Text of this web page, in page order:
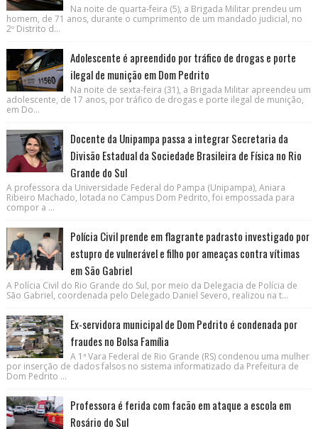
Na noite de quarta-feira (5), a Brigada Militar prendeu um
homem, de 71 anos, durante o cumprimento de um mandado judicial, no
2º Distrito d...
Adolescente é apreendido por tráfico de drogas e porte
ilegal de munição em Dom Pedrito
Na noite de sexta-feira (31), a Brigada Militar apreendeu um
adolescente, de 17 anos, por tráfico de drogas e porte ilegal de munição,
em Do...
Docente da Unipampa passa a integrar Secretaria da
Divisão Estadual da Sociedade Brasileira de Física no Rio
Grande do Sul
A professora da Universidade Federal do Pampa (Unipampa), Aniara
Ribeiro Machado, lotada no Campus Dom Pedrito, foi empossada para
compor a ...
Polícia Civil prende em flagrante padrasto investigado por
estupro de vulnerável e filho por ameaças contra vítimas
em São Gabriel
A Polícia Civil do Rio Grande do Sul, por meio da Delegacia de Polícia de
São Gabriel, coordenada pelo Delegado Daniel Severo, realizou na t...
Ex-servidora municipal de Dom Pedrito é condenada por
fraudes no Bolsa Família
A 1ª Vara Federal de Rio Grande (RS) condenou uma mulher
por inserção de dados falsos no sistema informatizado da Prefeitura de
Dom Pedrito ...
Professora é ferida com facão em ataque a escola em
Rosário do Sul